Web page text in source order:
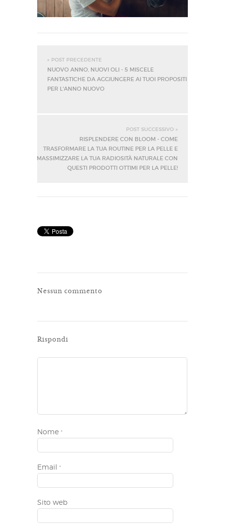
« POST PRECEDENTE
NUOVO ANNO, NUOVI OLI - 5 MISCELE
FANTASTICHE DA AGGIUNGERE AI TUOI PROPOSITI
PER L'ANNO NUOVO
POST SUCCESSIVO »
RISPLENDERE CON BLOOM - COME
TRASFORMARE LA TUA ROUTINE PER LA PELLE E
MASSIMIZZARE LA TUA RADIOSITÀ NATURALE CON
QUESTI PRODOTTI OTTIMI PER LA PELLE!
Nessun commento
Rispondi
Nome *
Email *
Sito web